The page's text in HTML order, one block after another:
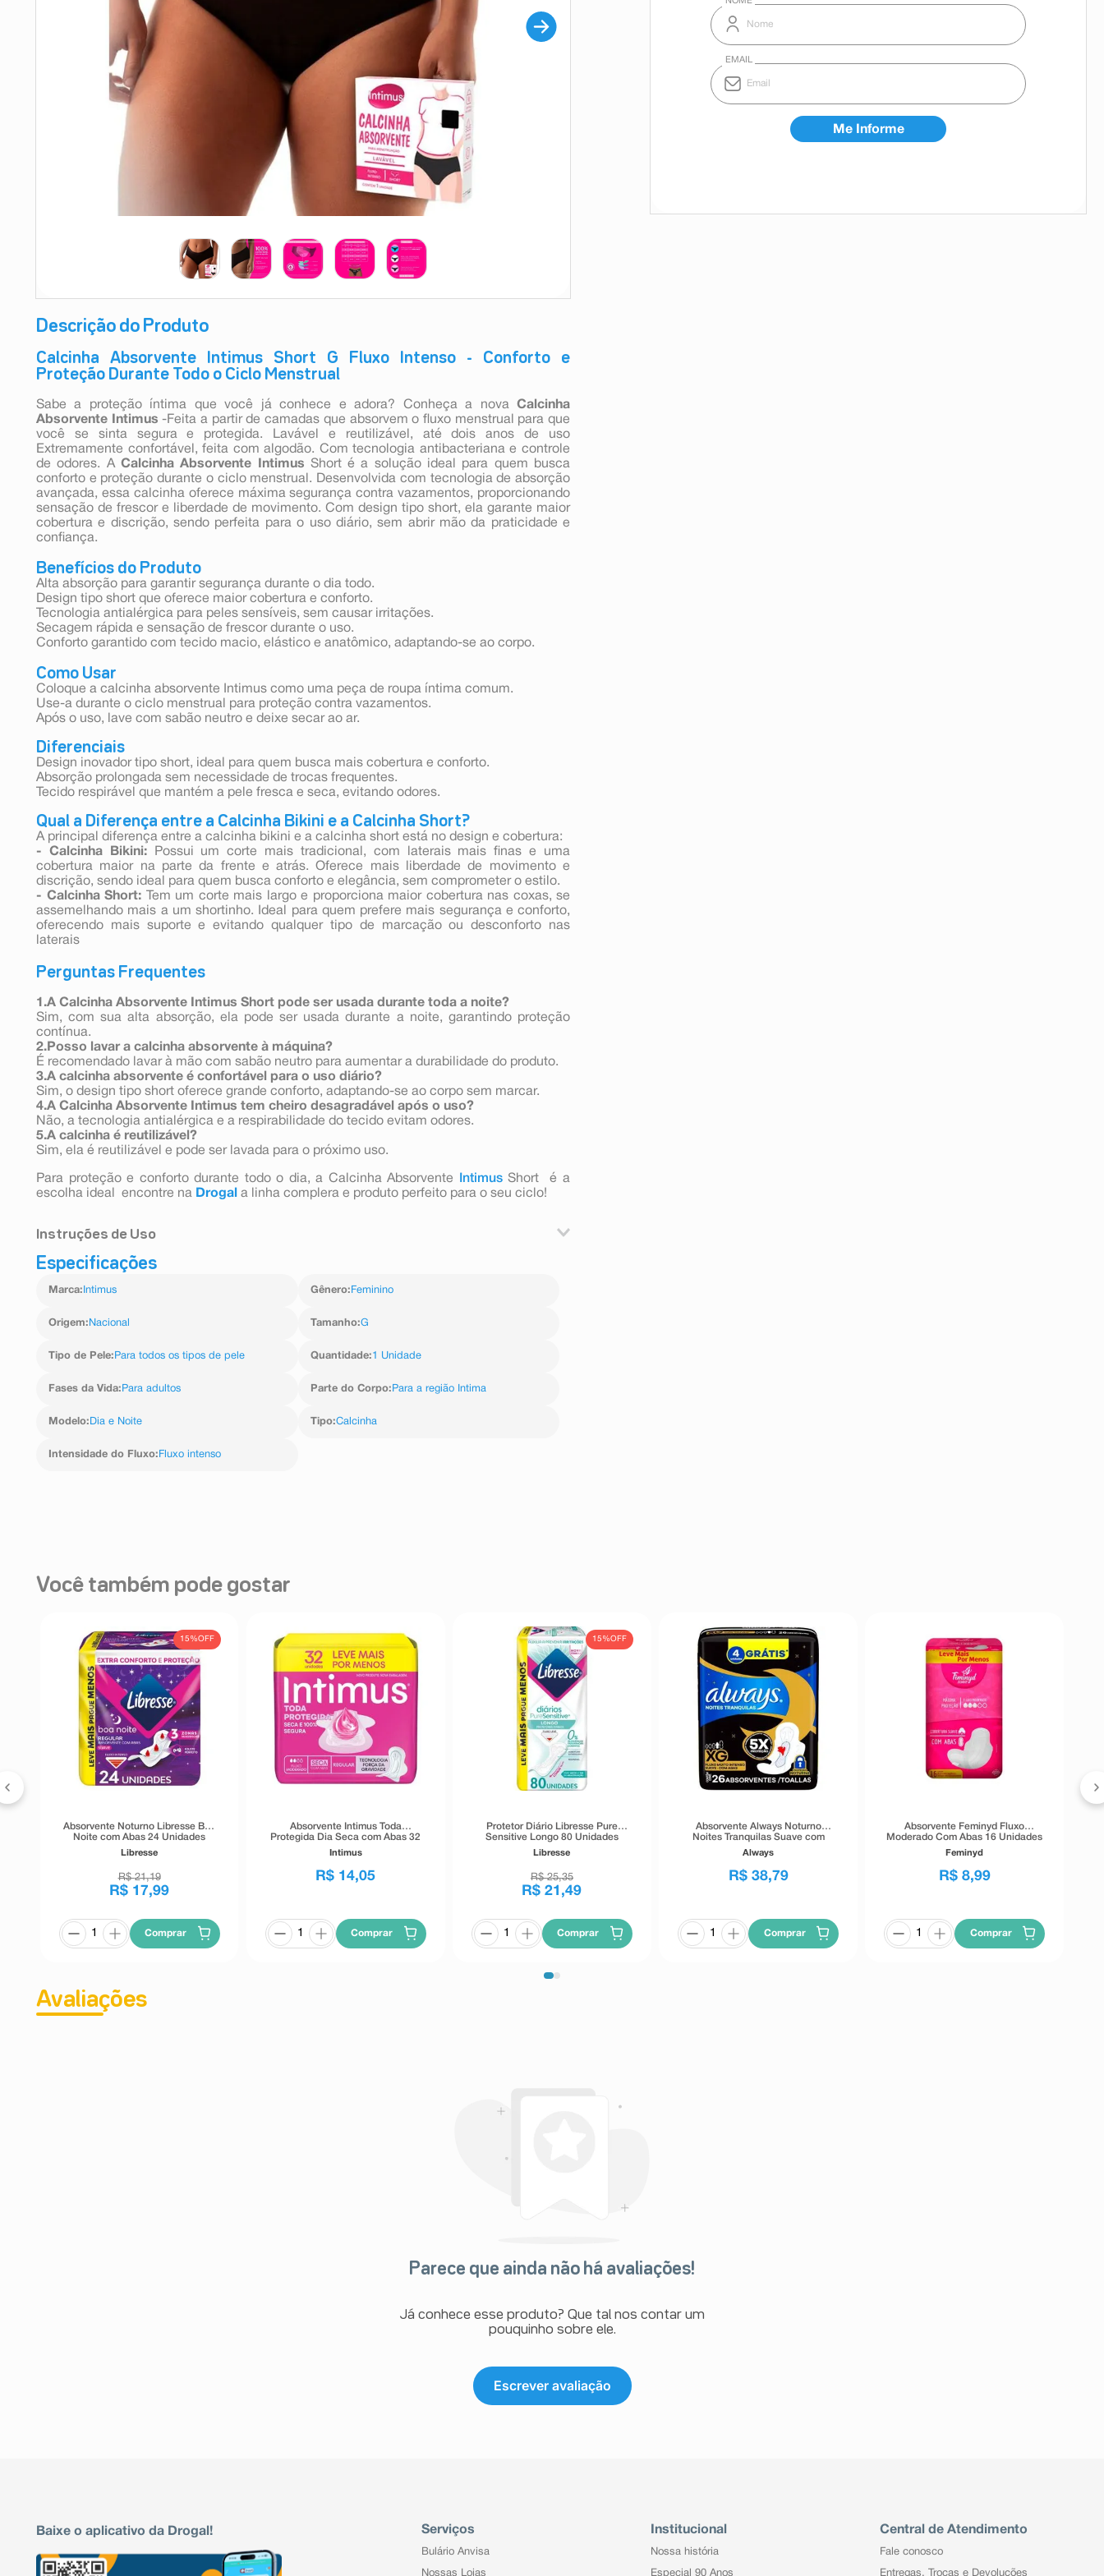
Descrição do Produto
Calcinha Absorvente Intimus Short G Fluxo Intenso - Conforto e
Proteção Durante Todo o Ciclo Menstrual
Sabe a proteção íntima que você já conhece e adora? Conheça a nova Calcinha
Absorvente Intimus -Feita a partir de camadas que absorvem o fluxo menstrual para que
você se sinta segura e protegida. Lavável e reutilizável, até dois anos de uso
Extremamente confortável, feita com algodão. Com tecnologia antibacteriana e controle
de odores. A Calcinha Absorvente Intimus Short é a solução ideal para quem busca
conforto e proteção durante o ciclo menstrual. Desenvolvida com tecnologia de absorção
avançada, essa calcinha oferece máxima segurança contra vazamentos, proporcionando
sensação de frescor e liberdade de movimento. Com design tipo short, ela garante maior
cobertura e discrição, sendo perfeita para o uso diário, sem abrir mão da praticidade e
confiança.
Benefícios do Produto
Alta absorção para garantir segurança durante o dia todo.
Design tipo short que oferece maior cobertura e conforto.
Tecnologia antialérgica para peles sensíveis, sem causar irritações.
Secagem rápida e sensação de frescor durante o uso.
Conforto garantido com tecido macio, elástico e anatômico, adaptando-se ao corpo.
Como Usar
Coloque a calcinha absorvente Intimus como uma peça de roupa íntima comum.
Use-a durante o ciclo menstrual para proteção contra vazamentos.
Após o uso, lave com sabão neutro e deixe secar ao ar.
Diferenciais
Design inovador tipo short, ideal para quem busca mais cobertura e conforto.
Absorção prolongada sem necessidade de trocas frequentes.
Tecido respirável que mantém a pele fresca e seca, evitando odores.
Qual a Diferença entre a Calcinha Bikini e a Calcinha Short?
A principal diferença entre a calcinha bikini e a calcinha short está no design e cobertura:
- Calcinha Bikini:Possui um corte mais tradicional, com laterais mais finas e uma
cobertura maior na parte da frente e atrás. Oferece mais liberdade de movimento e
discrição, sendo ideal para quem busca conforto e elegância, sem comprometer o estilo.
- Calcinha Short: Tem um corte mais largo e proporciona maior cobertura nas coxas, se
assemelhando mais a um shortinho. Ideal para quem prefere mais segurança e conforto,
oferecendo mais suporte e evitando qualquer tipo de marcação ou desconforto nas
laterais
Perguntas Frequentes
1.A Calcinha Absorvente Intimus Short pode ser usada durante toda a noite?
Sim, com sua alta absorção, ela pode ser usada durante a noite, garantindo proteção
contínua.
2.Posso lavar a calcinha absorvente à máquina?
É recomendado lavar à mão com sabão neutro para aumentar a durabilidade do produto.
3.A calcinha absorvente é confortável para o uso diário?
Sim, o design tipo short oferece grande conforto, adaptando-se ao corpo sem marcar.
4.A Calcinha Absorvente Intimus tem cheiro desagradável após o uso?
Não, a tecnologia antialérgica e a respirabilidade do tecido evitam odores.
5.A calcinha é reutilizável?
Sim, ela é reutilizável e pode ser lavada para o próximo uso.
Para proteção e conforto durante todo o dia, a Calcinha Absorvente IntimusShort é a
escolha ideal encontre na Drogal a linha complera e produto perfeito para o seu ciclo!
Instruções de Uso
Coloque a calcinha absorvente Intimus como uma peça de roupa íntima comum.
Após o uso, lave com sabão neutro e deixe secar ao ar.
Especificações
Marca: Intimus Gênero: Feminino
Origem: Nacional Tamanho:G
Tipo de Pele: Para todos os tipos de pele Quantidade:1 Unidade
Fases da Vida: Para adultos Parte do Corpo: Para a região Intima
Modelo: Dia e Noite Tipo:Calcinha
Intensidade do Fluxo: Fluxo intenso
Você também pode gostar
15%OFF
Absorvente Noturno Libresse Boa
Noite com Abas 24 Unidades
Libresse
R$ 21,19
R$ 17,99
Comprar
Absorvente Intimus Toda
Protegida Dia Seca com Abas 32
Unidades
Intimus
R$ 14,05
Comprar
15%OFF
Protetor Diário Libresse Pure
Sensitive Longo 80 Unidades
Libresse
R$ 25,35
R$ 21 ,49
Comprar
Absorvente Always Noturno
Noites Tranquilas Suave com
Abas XG 26 Unidades
Always
R$ 38,79
Comprar
Absorvente Feminyd Fluxo
Moderado Com Abas 16 Unidades
Feminyd
R$ 8,99
Comprar
Avaliações
Parece que ainda não há avaliações!
Já conhece esse produto? Que tal nos contar um
pouquinho sobre ele.
Escrever avaliação
Baixe o aplicativo da Drogal! Serviços
Bulário Anvisa
Nossas Lojas
Institucional
Nossa história
Especial 90 Anos
Central de Atendimento
Fale conosco
Entregas, Trocas e Devoluções
10ºabsorvente